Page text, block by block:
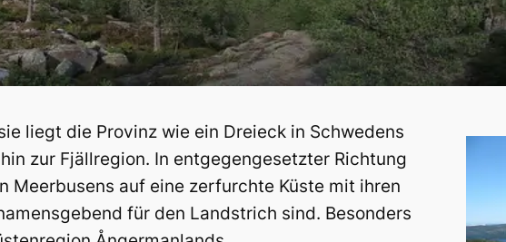
liegt die Provinz wie ein Dreieck in Schwedens
zur Fjällregion. In entgegengesetzter Richtung
Meerbusens auf eine zerfurchte Küste mit ihren
für den Landstrich sind. Besonders